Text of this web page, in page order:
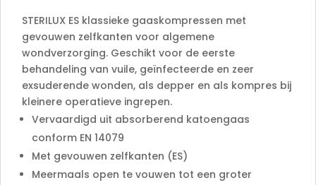
STERILUX ES klassieke gaaskompressen met
gevouwen zelfkanten voor algemene
wondverzorging. Geschikt voor de eerste
behandeling van vuile, geïnfecteerde en zeer
exsuderende wonden, als depper en als kompres bij
kleinere operatieve ingrepen.
Vervaardigd uit absorberend katoengaas
conform EN 14079
Met gevouwen zelfkanten (ES)
Meermaals open te vouwen tot een groter